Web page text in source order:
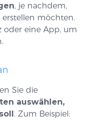
, je nachdem,
möchten.
oder eine App, um
Sie die
auswählen,
. Zum Beispiel: